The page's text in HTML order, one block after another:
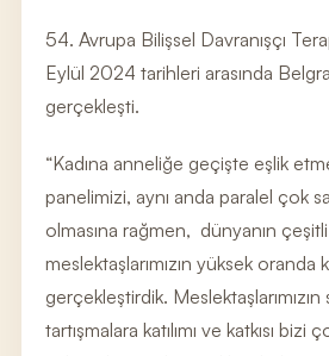
54. Avrupa Bilişsel Davranışçı
Eylül 2024 tarihleri arasında
gerçekleşti.
“Kadına anneliğe geçişte eşlik
panelimizi, aynı anda paralel çok
olmasına rağmen, dünyanın
meslektaşlarımızın yüksek oranda
gerçekleştirdik.
tartışmalara katılımı ve katkısı